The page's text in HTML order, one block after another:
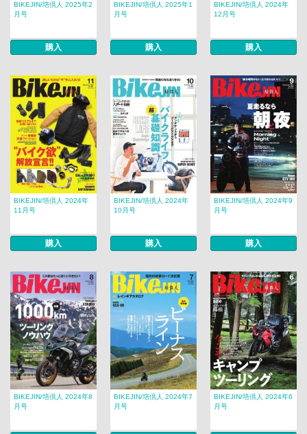
BIKEJIN/培倶人 2025年2
月号
購入
BIKEJIN/培倶人 2025年1
月号
購入
BIKEJIN/培倶人 2024年
12月号
購入
BIKEJIN/培倶人 2024年
11月号
購入
BIKEJIN/培倶人 2024年
10月号
購入
BIKEJIN/培倶人 2024年9
月号
購入
BIKEJIN/培倶人 2024年8
月号
BIKEJIN/培倶人 2024年7
月号
BIKEJIN/培倶人 2024年6
月号